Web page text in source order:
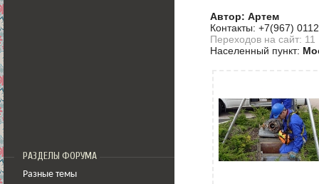
РАЗДЕЛЫ ФОРУМА
Разные темы
Автор: Артем
Контакты: +7(967)
Переходов на сайт: 11
Населенный пункт: